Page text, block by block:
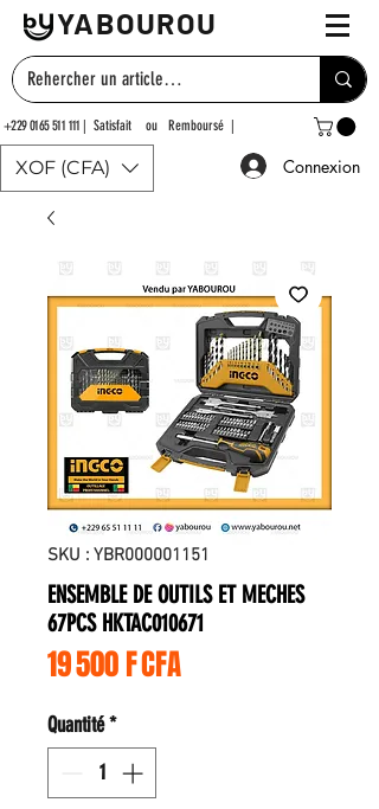
YABOUROU
+229 0165 511 111 | Satisfait ou Remboursé |
XOF (CFA) Connexion
SKU : YBR000001151
ENSEMBLE DE OUTILS ET MECHES
67PCS HKTAC010671
19 500 F CFAPrix
Quantité*